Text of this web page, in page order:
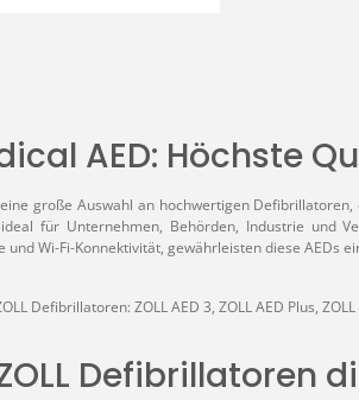
AED: Höchste
große Auswahl an hochwertigen
für Unternehmen, Behörden, Industrie und
und Wi-Fi-Konnektivität, gewährleisten diese AEDs
Defibrillatoren: ZOLL AED 3, ZOLL AED Plus,
Defibrillatoren